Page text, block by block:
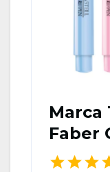
Marca
Faber